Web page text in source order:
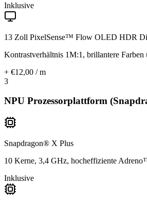
Inklusive
13 Zoll PixelSense™ Flow OLED HDR
Kontrastverhältnis 1M:1, brillantere Farben
+ €12,00 / m
3
NPU Prozessorplattform
Snapdragon® X Plus
10 Kerne, 3,4 GHz, hocheffiziente
Inklusive